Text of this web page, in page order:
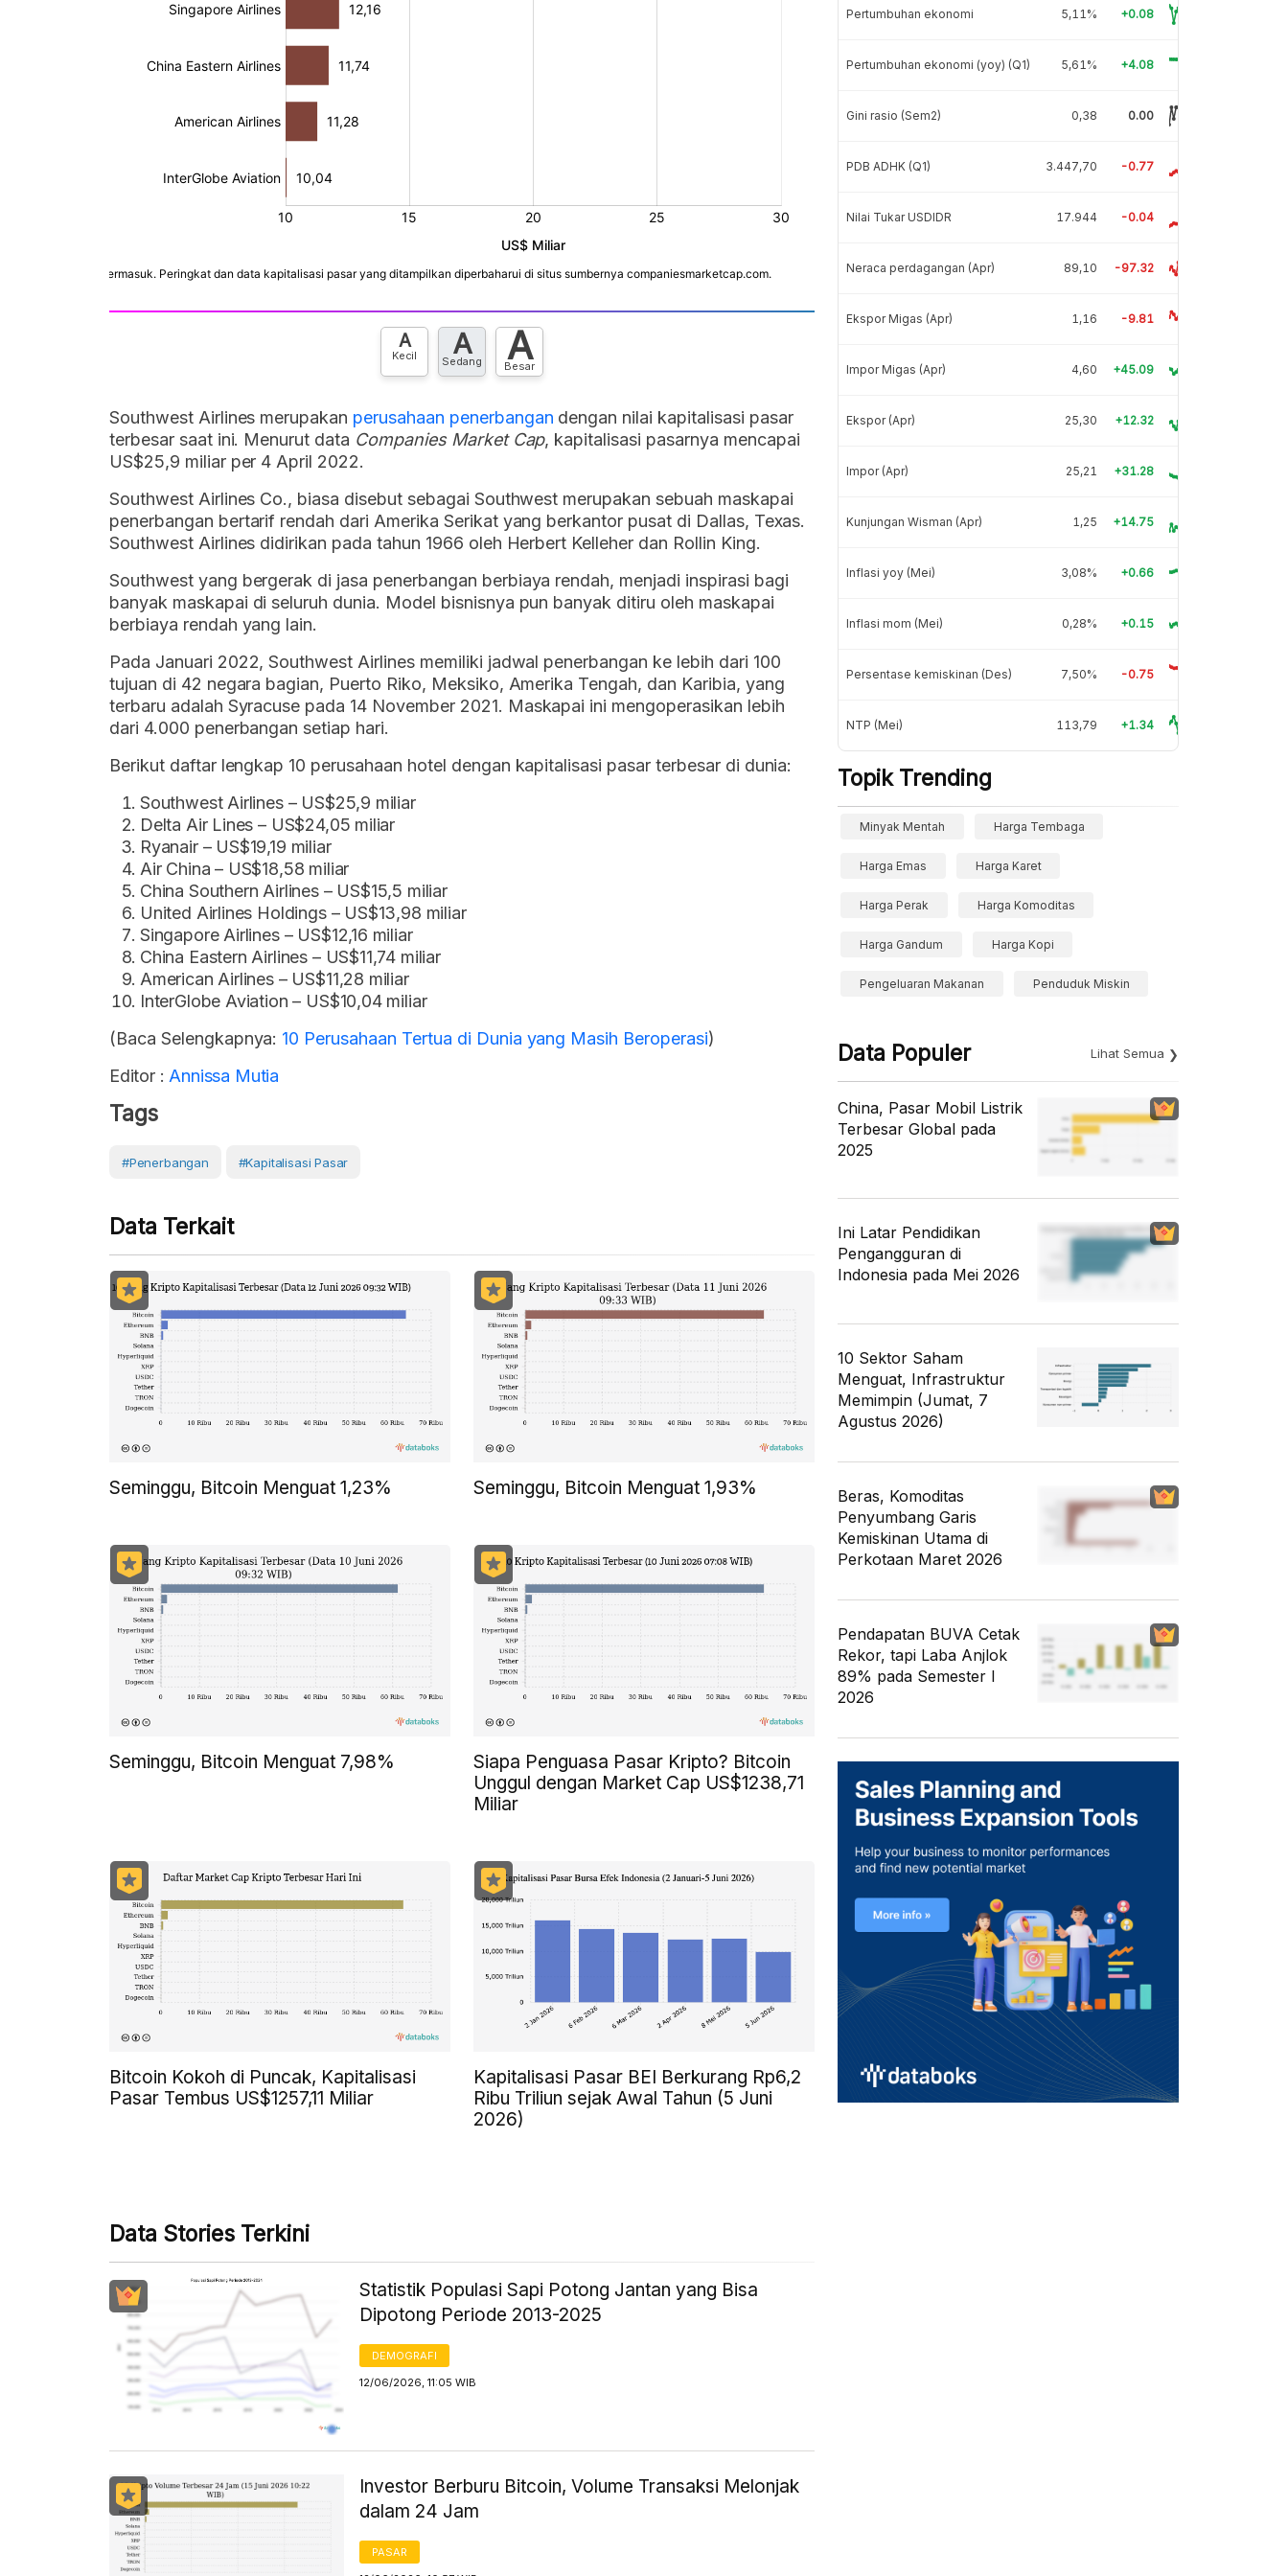
A
Kecil A
Sedang A
Besar
Southwest Airlines merupakan perusahaan penerbangan dengan nilai kapitalisasi pasar
terbesar saat ini. Menurut data Companies Market Cap, kapitalisasi pasarnya mencapai
US$25,9 miliar per 4 April 2022.
Southwest Airlines Co., biasa disebut sebagai Southwest merupakan sebuah maskapai
penerbangan bertarif rendah dari Amerika Serikat yang berkantor pusat di Dallas, Texas.
Southwest Airlines didirikan pada tahun 1966 oleh Herbert Kelleher dan Rollin King.
Southwest yang bergerak di jasa penerbangan berbiaya rendah, menjadi inspirasi bagi
banyak maskapai di seluruh dunia. Model bisnisnya pun banyak ditiru oleh maskapai
berbiaya rendah yang lain.
Pada Januari 2022, Southwest Airlines memiliki jadwal penerbangan ke lebih dari 100
tujuan di 42 negara bagian, Puerto Riko, Meksiko, Amerika Tengah, dan Karibia, yang
terbaru adalah Syracuse pada 14 November 2021. Maskapai ini mengoperasikan lebih
dari 4.000 penerbangan setiap hari.
Berikut daftar lengkap 10 perusahaan hotel dengan kapitalisasi pasar terbesar di dunia:
Southwest Airlines – US$25,9 miliar
Delta Air Lines – US$24,05 miliar
Ryanair – US$19,19 miliar
Air China – US$18,58 miliar
China Southern Airlines – US$15,5 miliar
United Airlines Holdings – US$13,98 miliar
Singapore Airlines – US$12,16 miliar
China Eastern Airlines – US$11,74 miliar
American Airlines – US$11,28 miliar
InterGlobe Aviation – US$10,04 miliar
(Baca Selengkapnya: 10 Perusahaan Tertua di Dunia yang Masih Beroperasi)
Editor : Annissa Mutia
Tags
#Penerbangan #Kapitalisasi Pasar
Data Terkait
Seminggu, Bitcoin Menguat 1,23% Seminggu, Bitcoin Menguat 1,93%
Seminggu, Bitcoin Menguat 7,98%
Siapa Penguasa Pasar Kripto? Bitcoin
Unggul dengan Market Cap US$1238,71
Miliar
Bitcoin Kokoh di Puncak, Kapitalisasi
Pasar Tembus US$1257,11 Miliar
Kapitalisasi Pasar BEI Berkurang Rp6,2
Ribu Triliun sejak Awal Tahun (5 Juni
2026)
Data Stories Terkini
Statistik Populasi Sapi Potong Jantan yang Bisa
Dipotong Periode 2013-2025
DEMOGRAFI
12/06/2026, 11:05 WIB
Investor Berburu Bitcoin, Volume Transaksi Melonjak
dalam 24 Jam
PASAR
Pertumbuhan ekonomi 5,11% +0.08
Pertumbuhan ekonomi (yoy) (Q1) 5,61% +4.08
Gini rasio (Sem2) 0,38 0.00
PDB ADHK (Q1) 3.447,70 -0.77
Nilai Tukar USDIDR 17.944 -0.04
Neraca perdagangan (Apr) 89,10 -97.32
Ekspor Migas (Apr) 1,16 -9.81
Impor Migas (Apr) 4,60 +45.09
Ekspor (Apr) 25,30 +12.32
Impor (Apr) 25,21 +31.28
Kunjungan Wisman (Apr) 1,25 +14.75
Inflasi yoy (Mei) 3,08% +0.66
Inflasi mom (Mei) 0,28% +0.15
Persentase kemiskinan (Des) 7,50% -0.75
NTP (Mei) 113,79 +1.34
Topik Trending
Minyak Mentah Harga Tembaga
Harga Emas Harga Karet
Harga Perak Harga Komoditas
Harga Gandum Harga Kopi
Pengeluaran Makanan Penduduk Miskin
Data Populer Lihat Semua
China, Pasar Mobil Listrik
Terbesar Global pada
2025
Ini Latar Pendidikan
Pengangguran di
Indonesia pada Mei 2026
10 Sektor Saham
Menguat, Infrastruktur
Memimpin (Jumat, 7
Agustus 2026)
Beras, Komoditas
Penyumbang Garis
Kemiskinan Utama di
Perkotaan Maret 2026
Pendapatan BUVA Cetak
Rekor, tapi Laba Anjlok
89% pada Semester I
2026